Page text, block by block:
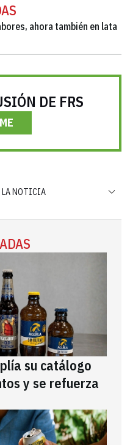
ahora también en lata
DE FRS
LA NOTICIA
su catálogo
y se refuerza